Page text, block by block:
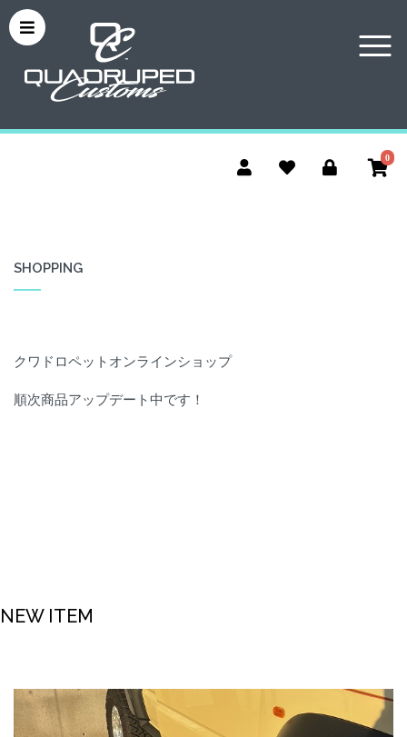
0
SHOPPING
クワドロペットオンラインショップ
順次商品アップデート中です！
NEW ITEM